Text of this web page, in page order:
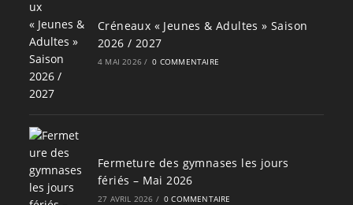
Créneaux « Jeunes & Adultes » Saison
2026 / 2027
4 MAI 2026 / 0 COMMENTAIRE
Fermeture des gymnases les jours
fériés – Mai 2026
27 AVRIL 2026 / 0 COMMENTAIRE